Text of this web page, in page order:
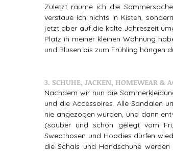
Zuletzt räume ich die
verstaue ich nichts in Kisten,
jetzt aber auf die kalte Jahreszeit
Platz in meiner kleinen Wohnung
und Blusen bis zum Frühling hängen
3. SCHUHE, JACKEN, HOMEWEAR &
Nachdem wir nun die
und die Accessoires. Alle Sandalen
nie angezogen wurden, und dann
(sauber und schön gelegt vom
Sweathosen und Hoodies dürfen
die Schals und Handschuhe